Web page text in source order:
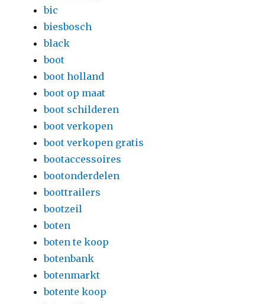
bic
biesbosch
black
boot
boot holland
boot op maat
boot schilderen
boot verkopen
boot verkopen gratis
bootaccessoires
bootonderdelen
boottrailers
bootzeil
boten
boten te koop
botenbank
botenmarkt
botente koop